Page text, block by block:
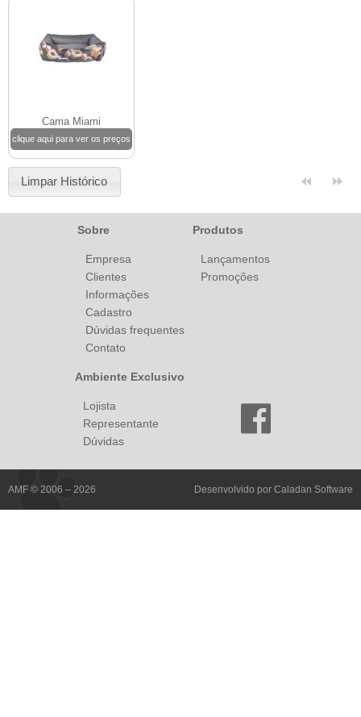
Cama Miami
clique aqui para ver os preços
Limpar Histórico
Sobre
Empresa
Clientes
Informações
Cadastro
Dúvidas frequentes
Contato
Produtos
Lançamentos
Promoções
Ambiente Exclusivo
Lojista
Representante
Dúvidas
AMF © 2006 – 2026 Desenvolvido por Caladan Software